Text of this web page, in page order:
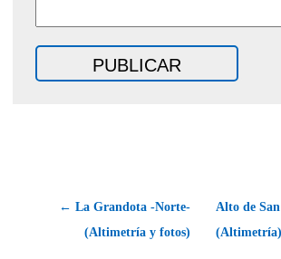
← La Grandota -Norte-
(Altimetría y fotos)
Alto de